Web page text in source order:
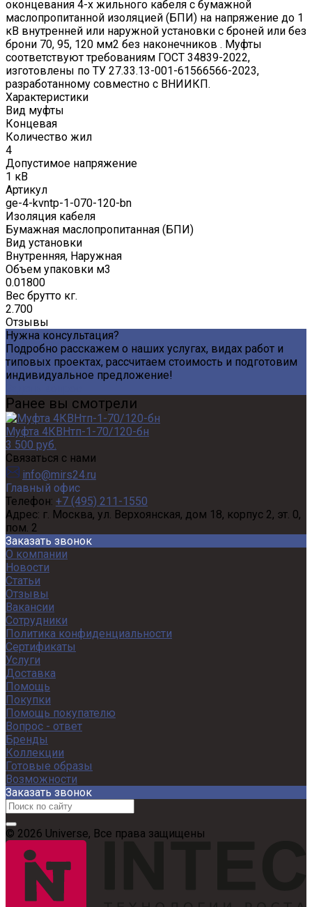
оконцевания 4-х жильного кабеля с бумажной
маслопропитанной изоляцией (БПИ) на напряжение до 1
кВ внутренней или наружной установки с броней или без
брони 70, 95, 120 мм2 без наконечников . Муфты
соответствуют требованиям ГОСТ 34839-2022,
изготовлены по ТУ 27.33.13-001-61566566-2023,
разработанному совместно с ВНИИКП.
Характеристики
Вид муфты
Концевая
Количество жил
4
Допустимое напряжение
1 кВ
Артикул
ge-4-kvntp-1-070-120-bn
Изоляция кабеля
Бумажная маслопропитанная (БПИ)
Вид установки
Внутренняя, Наружная
Объем упаковки м3
0.01800
Вес брутто кг.
2.700
Отзывы
Нужна консультация?
Подробно расскажем о наших услугах, видах работ и
типовых проектах, рассчитаем стоимость и подготовим
индивидуальное предложение!
Ранее вы смотрели
Муфта 4КВНтп-1-70/120-бн
3 500 руб.
Связаться с нами
info@mirs24.ru
Главный офис
Телефон: +7 (495) 211-1550
Адрес: г. Москва, ул. Верхоянская, дом 18, корпус 2, эт. 0,
пом. 2
Заказать звонок
О компании
Новости
Статьи
Отзывы
Вакансии
Сотрудники
Политика конфиденциальности
Сертификаты
Услуги
Доставка
Помощь
Покупки
Помощь покупателю
Вопрос - ответ
Бренды
Коллекции
Готовые образы
Возможности
Заказать звонок
© 2026 Universe, Все права защищены